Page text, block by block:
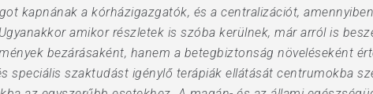
kapnának a kórházigazgatók, és a centralizációt,
amikor részletek is szóba kerülnek, már arról is
bezárásaként, hanem a betegbiztonság növeléseként
speciális szaktudást igénylő terápiák ellátását centrumokba